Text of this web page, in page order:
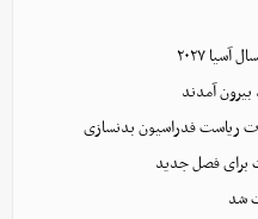
۲۰۲۷
ریاست فدراسیون بدنسازی
شد